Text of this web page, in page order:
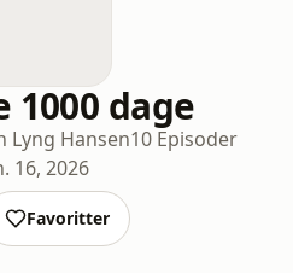
1000 dage
Lyng Hansen10 Episoder
16, 2026
Favoritter